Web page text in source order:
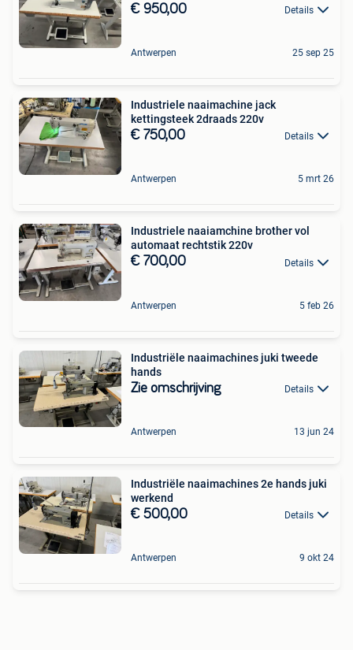
€ 950,00 Details
Antwerpen 25 sep 25
Industriele naaimachine jack
kettingsteek 2draads 220v
€ 750,00 Details
Antwerpen 5 mrt 26
Industriele naaiamchine brother vol
automaat rechtstik 220v
€ 700,00 Details
Antwerpen 5 feb 26
Industriële naaimachines juki tweede
hands
Zie omschrijving Details
Antwerpen 13 jun 24
Industriële naaimachines 2e hands juki
werkend
€ 500,00 Details
Antwerpen 9 okt 24